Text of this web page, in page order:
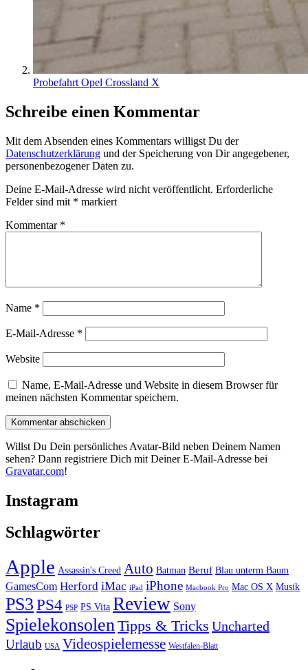
Probefahrt Opel Crossland X
Schreibe einen Kommentar
Mit dem Absenden eines Kommentars willigst Du der
Datenschutzerklärung und der Speicherung von Dir angegebener,
personenbezogener Daten zu.
Deine E-Mail-Adresse wird nicht veröffentlicht. Erforderliche
Felder sind mit * markiert
Kommentar *
Name *
E-Mail-Adresse *
Website
Name, E-Mail-Adresse und Website in diesem Browser für
meinen nächsten Kommentar speichern.
Willst Du Dein persönliches Avatar-Bild neben Deinem Namen
sehen? Dann registriere Dich mit Deiner E-Mail-Adresse bei
Gravatar.com!
Instagram
Schlagwörter
Apple Assassin's Creed Auto Batman Beruf Blau unterm Baum
GamesCom Herford iMac iPad iPhone Macbook Pro Mac OS X Musik
PS3PS4 PSP PS Vita Review Sony
SpielekonsolenTipps & Tricks Uncharted
Urlaub USA Videospielemesse Westfalen-Blatt